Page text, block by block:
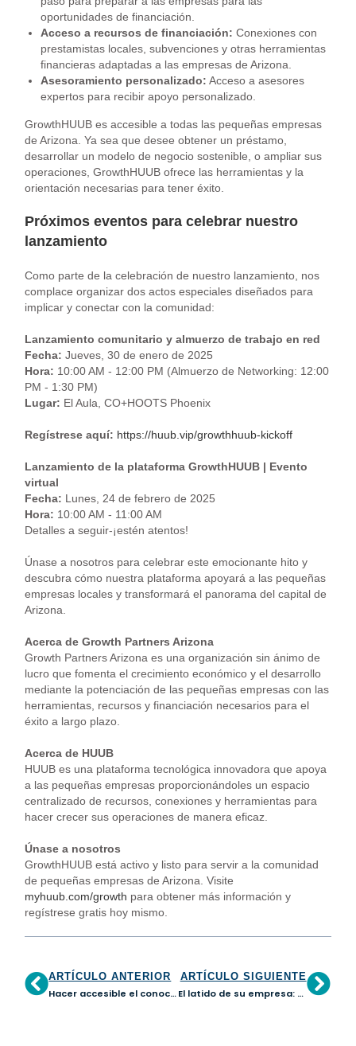
oportunidades de financiación.
Acceso a recursos de financiación: Conexiones con
prestamistas locales, subvenciones y otras herramientas
financieras adaptadas a las empresas de Arizona.
Asesoramiento personalizado: Acceso a asesores
expertos para recibir apoyo personalizado.
GrowthHUUB es accesible a todas las pequeñas empresas
de Arizona. Ya sea que desee obtener un préstamo,
desarrollar un modelo de negocio sostenible, o ampliar sus
operaciones, GrowthHUUB ofrece las herramientas y la
orientación necesarias para tener éxito.
Próximos eventos para celebrar nuestro
lanzamiento
Como parte de la celebración de nuestro lanzamiento, nos
complace organizar dos actos especiales diseñados para
implicar y conectar con la comunidad:
Lanzamiento comunitario y almuerzo de trabajo en red
Fecha: Jueves, 30 de enero de 2025
Hora: 10:00 AM - 12:00 PM (Almuerzo de Networking: 12:00
PM - 1:30 PM)
Lugar: El Aula, CO+HOOTS Phoenix
Regístrese aquí: https://huub.vip/growthhuub-kickoff
Lanzamiento de la plataforma GrowthHUUB | Evento
virtual
Fecha: Lunes, 24 de febrero de 2025
Hora: 10:00 AM - 11:00 AM
Detalles a seguir-¡estén atentos!
Únase a nosotros para celebrar este emocionante hito y
descubra cómo nuestra plataforma apoyará a las pequeñas
empresas locales y transformará el panorama del capital de
Arizona.
Acerca de Growth Partners Arizona
Growth Partners Arizona es una organización sin ánimo de
lucro que fomenta el crecimiento económico y el desarrollo
mediante la potenciación de las pequeñas empresas con las
herramientas, recursos y financiación necesarios para el
éxito a largo plazo.
Acerca de HUUB
HUUB es una plataforma tecnológica innovadora que apoya
a las pequeñas empresas proporcionándoles un espacio
centralizado de recursos, conexiones y herramientas para
hacer crecer sus operaciones de manera eficaz.
Únase a nosotros
GrowthHUUB está activo y listo para servir a la comunidad
de pequeñas empresas de Arizona. Visite
myhuub.com/growth para obtener más información y
regístrese gratis hoy mismo.
ARTÍCULO ANTERIOR
Hacer accesible el conocimiento financiero: Capacitar a los empresarios desatendidos de Arizona
ARTÍCULO SIGUIENTE
El latido de su empresa: Guía para principiantes sobre la gestión de tesorería